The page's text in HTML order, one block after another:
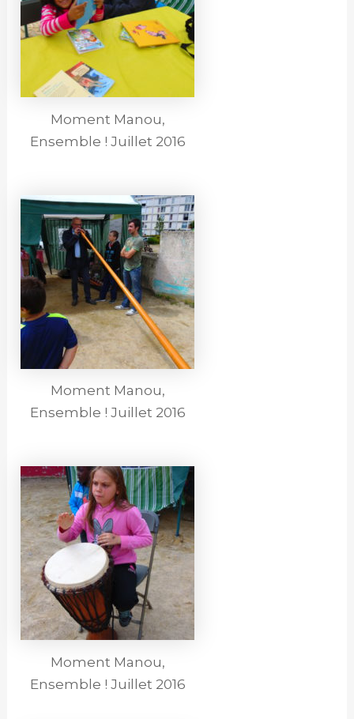
Moment Manou,
Ensemble ! Juillet 2016
Moment Manou,
Ensemble ! Juillet 2016
Moment Manou,
Ensemble ! Juillet 2016